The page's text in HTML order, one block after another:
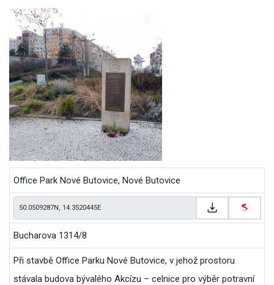
Office Park Nové Butovice, Nové Butovice
Bucharova 1314/8
Při stavbě Office Parku Nové Butovice, v jehož prostoru
stávala budova bývalého Akcízu – celnice pro výběr potravní